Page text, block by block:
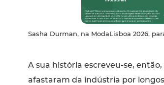
Sasha Durman, na ModaLisboa 2026,
A sua história escreveu-se,
afastaram da indústria por